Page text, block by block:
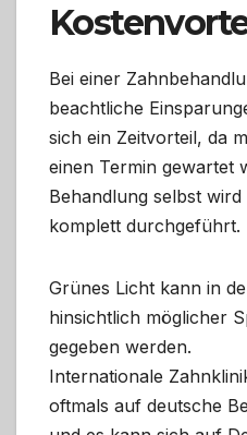
Bei einer
beachtliche
sich ein Zeitvorteil, da
einen Termin gewartet
Behandlung selbst
komplett durchgeführt.
Grünes Licht kann in
hinsichtlich möglicher
gegeben werden.
Internationale
oftmals auf deutsche